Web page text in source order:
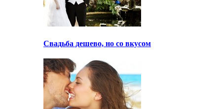
Свадьба дешево, но со вкусом